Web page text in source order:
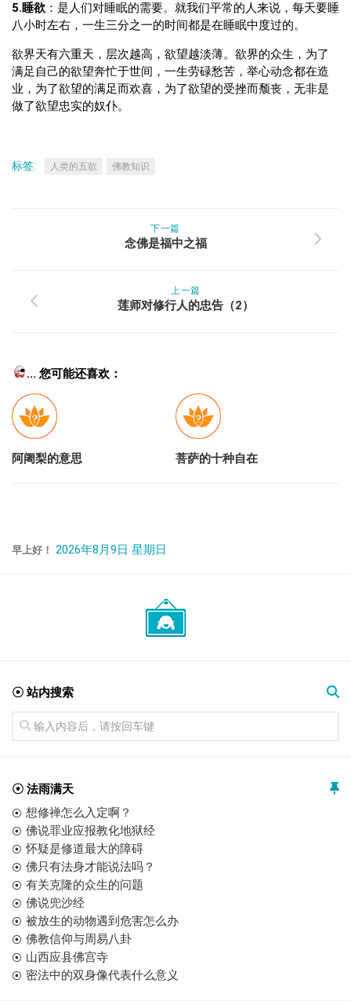
5.睡欲 ：是人们对睡眠的需要。就我们平常的人来说，每天要睡
八小时左右，一生三分之一的时间都是在睡眠中度过的。
欲界天有六重天，层次越高，欲望越淡薄。欲界的众生，为了
满足自己的欲望奔忙于世间，一生劳碌愁苦，举心动念都在造
业，为了欲望的满足而欢喜，为了欲望的受挫而颓丧，无非是
做了欲望忠实的奴仆。
标签: 人类的五欲 佛教知识
下一篇
念佛是福中之福
上一篇
莲师对修行人的忠告（2）
... 您可能还喜欢：
阿阇梨的意思 菩萨的十种自在
早上好！ 2026年8月9日 星期日
☉ 站内搜索
☉ 法雨满天
想修禅怎么入定啊？
佛说罪业应报教化地狱经
怀疑是修道最大的障碍
佛只有法身才能说法吗？
有关克隆的众生的问题
佛说兜沙经
被放生的动物遇到危害怎么办
佛教信仰与周易八卦
山西应县佛宫寺
密法中的双身像代表什么意义